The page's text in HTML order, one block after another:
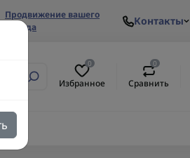
Продвижение вашего
бренда
Контакты
0
Избранное
0
Сравнить